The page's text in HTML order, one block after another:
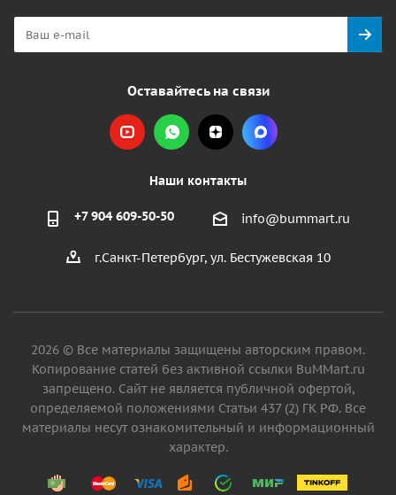
Оставайтесь на связи
Наши контакты
+7 904 609-50-50 info@bummart.ru
г.Санкт-Петербург, ул. Бестужевская 10
2026 © Все материалы защищены авторским правом.
Копирование статей без активной ссылки BuMMart.ru
запрещено. Сайт не является публичной офертой,
определяемой положениями Статьи 437 (2) ГК РФ. Все
материалы несут ознакомительный и информационный
характер.